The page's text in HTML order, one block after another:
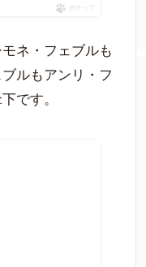
ポチップ
ネ・フェブルも
ルもアンリ・フ
です。